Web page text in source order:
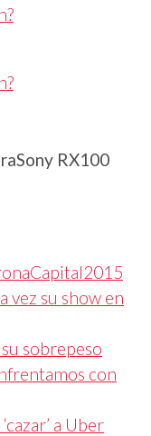
RX100
vez su show en
sobrepeso
con
a Uber